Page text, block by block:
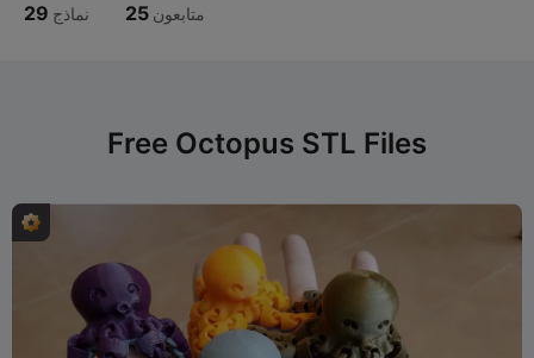
29 نماذج 25 متابعون
Free Octopus STL Files